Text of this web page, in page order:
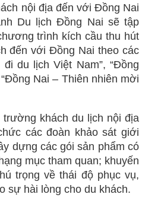
nội địa đến với Đồng Nai
Du lịch Đồng Nai sẽ tập
trình kích cầu thu hút
đến với Đồng Nai theo các
du lịch Việt Nam”, “Đồng
Nai – Thiên nhiên mời
khách du lịch nội địa
các đoàn khảo sát giới
dựng các gói sản phẩm có
mục tham quan; khuyến
trọng về thái độ phục vụ,
sự hài lòng cho du khách.